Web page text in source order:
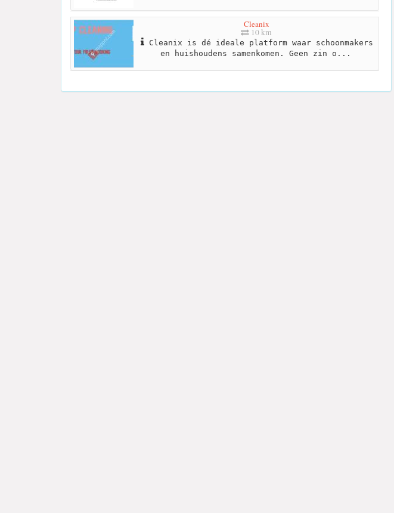
Cleanix
10 km
Cleanix is dé ideale platform waar schoonmakers
en huishoudens samenkomen. Geen zin o...